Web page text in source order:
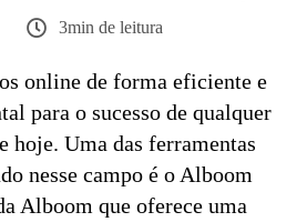
3min de leitura
online de forma eficiente e
para o sucesso de qualquer
hoje. Uma das ferramentas
nesse campo é o Alboom
Alboom que oferece uma